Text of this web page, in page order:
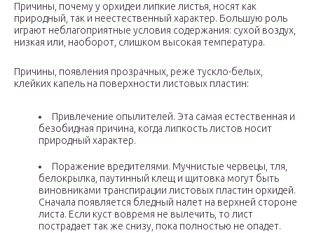
Причины, почему у орхидеи липкие листья, носят как
природный, так и неестественный характер. Большую роль
играют неблагоприятные условия содержания: сухой воздух,
низкая или, наоборот, слишком высокая температура.
Причины, появления прозрачных, реже тускло-белых,
клейких капель на поверхности листовых пластин:
Привлечение опылителей. Эта самая естественная и
безобидная причина, когда липкость листов носит
природный характер.
Поражение вредителями. Мучнистые червецы, тля,
белокрылка, паутинный клещ и щитовка могут быть
виновниками транспирации листовых пластин орхидей.
Сначала появляется бледный налет на верхней стороне
листа. Если куст вовремя не вылечить, то лист
пострадает так же снизу, пока полностью не опадет.